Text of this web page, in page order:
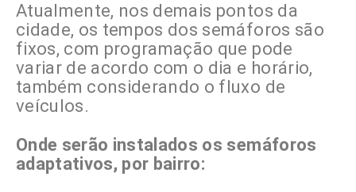
Atualmente, nos demais pontos da
cidade, os tempos dos semáforos são
fixos, com programação que pode
variar de acordo com o dia e horário,
também considerando o fluxo de
veículos.
Onde serão instalados os semáforos
adaptativos, por bairro: